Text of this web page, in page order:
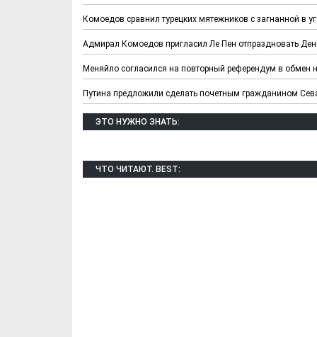
Комоедов сравнил турецких мятежников с загнанной в
Адмирал Комоедов пригласил Ле Пен отпраздновать
Меняйло согласился на повторный референдум в обмен
Путина предложили сделать почетным гражданином
ЭТО НУЖНО ЗНАТЬ:
ЧТО ЧИТАЮТ. BEST: